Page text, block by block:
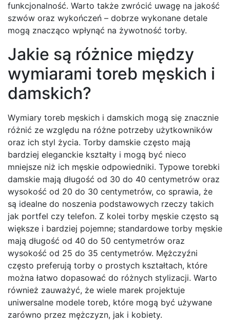
funkcjonalność. Warto także zwrócić uwagę na jakość
szwów oraz wykończeń – dobrze wykonane detale
mogą znacząco wpłynąć na żywotność torby.
Jakie są różnice między
wymiarami toreb męskich i
damskich?
Wymiary toreb męskich i damskich mogą się znacznie
różnić ze względu na różne potrzeby użytkowników
oraz ich styl życia. Torby damskie często mają
bardziej eleganckie kształty i mogą być nieco
mniejsze niż ich męskie odpowiedniki. Typowe torebki
damskie mają długość od 30 do 40 centymetrów oraz
wysokość od 20 do 30 centymetrów, co sprawia, że
są idealne do noszenia podstawowych rzeczy takich
jak portfel czy telefon. Z kolei torby męskie często są
większe i bardziej pojemne; standardowe torby męskie
mają długość od 40 do 50 centymetrów oraz
wysokość od 25 do 35 centymetrów. Mężczyźni
często preferują torby o prostych kształtach, które
można łatwo dopasować do różnych stylizacji. Warto
również zauważyć, że wiele marek projektuje
uniwersalne modele toreb, które mogą być używane
zarówno przez mężczyzn, jak i kobiety.